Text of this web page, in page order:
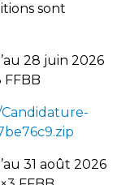
sont
28 juin 2026
31 août 2026